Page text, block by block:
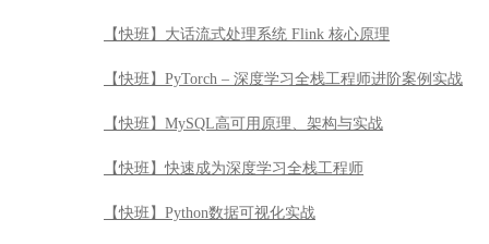
【快班】大话流式处理系统 Flink 核心原理
【快班】PyTorch – 深度学习全栈工程师进阶案例实战
【快班】MySQL高可用原理、架构与实战
【快班】快速成为深度学习全栈工程师
【快班】Python数据可视化实战